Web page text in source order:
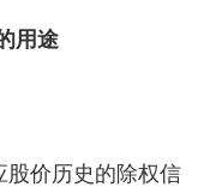
用途
股价历史的除权信